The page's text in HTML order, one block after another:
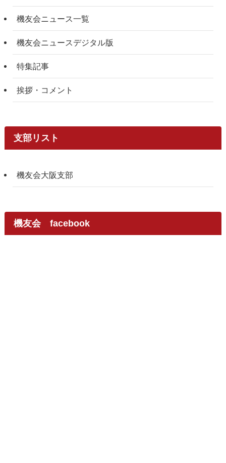
機友会ニュース一覧
機友会ニュースデジタル版
特集記事
挨拶・コメント
支部リスト
機友会大阪支部
機友会 facebook